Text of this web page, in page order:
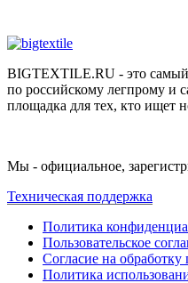
BIGTEXTILE.RU - это
по российскому легпрому и
площадка для тех, кто ищет
Мы - официальное,
Техническая поддержка
Политика
Пользовательское
Согласие на
Политика